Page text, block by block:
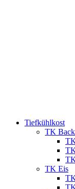
Tiefkühlkost
TK
TK Eis